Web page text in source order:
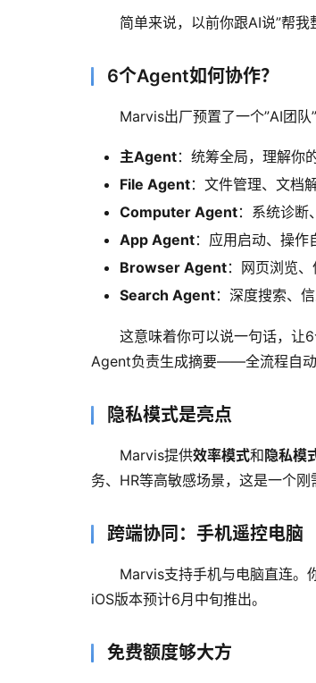
简单来说，以前你跟AI说”帮
6个Agent如何协作？
Marvis出厂预置了一个”AI团队”
主Agent：统筹全局，理解你
File Agent：文件管理、文档
Computer Agent：系统诊断
App Agent：应用启动、操作
Browser Agent：网页浏览
Search Agent：深度搜索、
这意味着你可以说一句话，让
Agent负责生成摘要——全流程自动
隐私模式是亮点
Marvis提供效率模式和隐私模
务、HR等高敏感场景，这是一个
跨端协同：手机遥控电脑
Marvis支持手机与电脑直连。
iOS版本预计6月中旬推出。
免费额度够大方